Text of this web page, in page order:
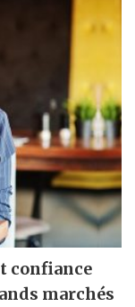
confiance
marchés